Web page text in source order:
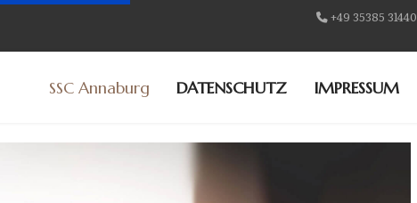
+49 35385 31440
SSC Annaburg DATENSCHUTZ IMPRESSUM